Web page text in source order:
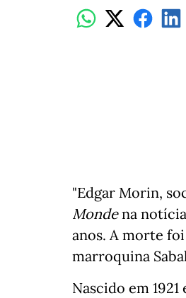
"Edgar Morin,
Mondena
anos. A morte
marroquina
Nascido em